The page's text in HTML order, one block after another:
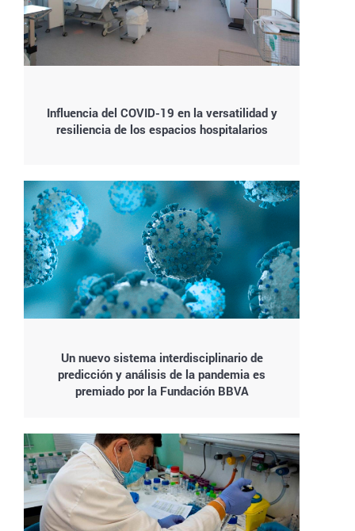
Influencia del COVID-19 en la versatilidad y
resiliencia de los espacios hospitalarios
Un nuevo sistema interdisciplinario de
predicción y análisis de la pandemia es
premiado por la Fundación BBVA